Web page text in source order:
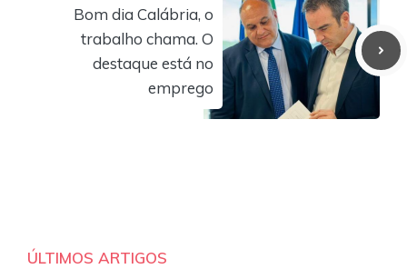
Bom dia Calábria, o
trabalho chama. O
destaque está no
emprego
ÚLTIMOS ARTIGOS